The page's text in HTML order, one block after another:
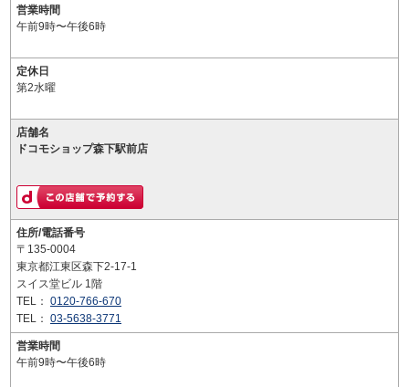
営業時間
午前9時〜午後6時
定休日
第2水曜
店舗名
ドコモショップ森下駅前店
住所/電話番号
〒135-0004
東京都江東区森下2-17-1
スイス堂ビル 1階
TEL： 0120-766-670
TEL： 03-5638-3771
営業時間
午前9時〜午後6時